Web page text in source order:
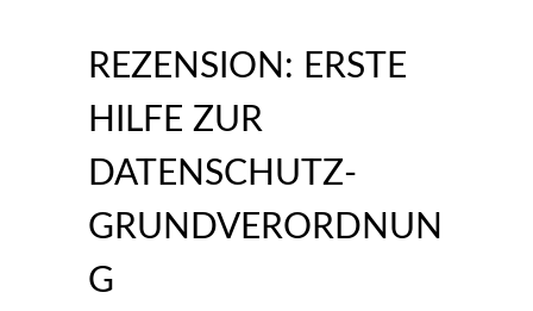
REZENSION: ERSTE
HILFE ZUR
DATENSCHUTZ-
GRUNDVERORDNUN
G